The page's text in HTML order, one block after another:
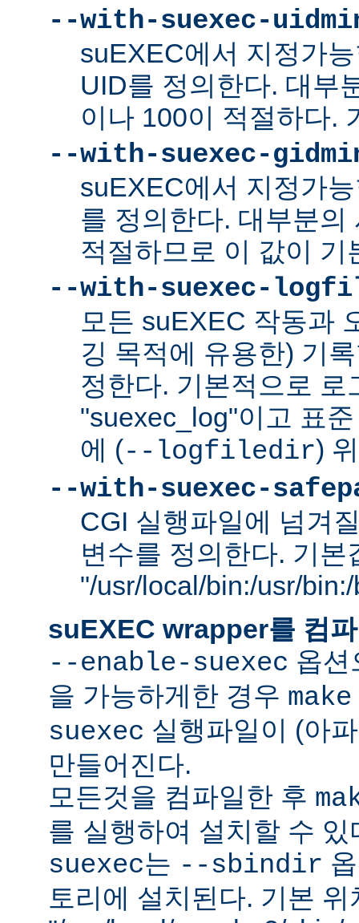
--with-suexec-
suEXEC에서 지정가
UID를 정의한다. 대부
이나 100이 적절하다.
--with-suexec-
suEXEC에서 지정가
를 정의한다. 대부분의
적절하므로 이 값이 기
--with-suexec-
모든 suEXEC 작동과
깅 목적에 유용한) 기
정한다. 기본적으로 로
"suexec_log"이고 표
에 (--logfiledir)
--with-suexec-
CGI 실행파일에 넘겨
변수를 정의한다. 기본
"/usr/local/bin:/usr/
suEXEC wrapper를 컴
--enable-suexec 옵션
을 가능하게한 경우 make
suexec 실행파일이 (아
만들어진다.
모든것을 컴파일한 후
를 실행하여 설치할 수
suexec는 --sbindir
토리에 설치된다. 기본 위